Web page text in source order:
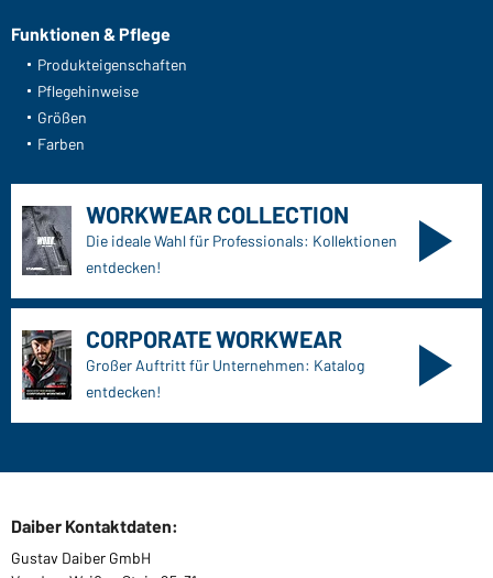
Funktionen & Pflege
Produkteigenschaften
Pflegehinweise
Größen
Farben
WORKWEAR COLLECTION
Die ideale Wahl für Professionals: Kollektionen
entdecken!
CORPORATE WORKWEAR
Großer Auftritt für Unternehmen: Katalog
entdecken!
Daiber Kontaktdaten:
Gustav Daiber GmbH